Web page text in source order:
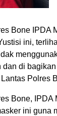
Bone IPDA
ini,
di
Polres
Bone, IPDA
ini guna